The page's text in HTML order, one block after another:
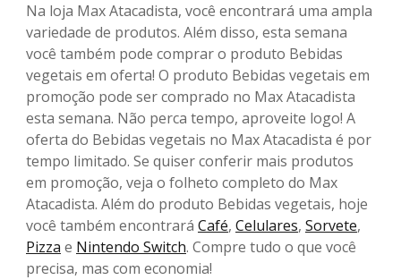
Na loja Max Atacadista, você encontrará uma ampla
variedade de produtos. Além disso, esta semana
você também pode comprar o produto Bebidas
vegetais em oferta! O produto Bebidas vegetais em
promoção pode ser comprado no Max Atacadista
esta semana. Não perca tempo, aproveite logo! A
oferta do Bebidas vegetais no Max Atacadista é por
tempo limitado. Se quiser conferir mais produtos
em promoção, veja o folheto completo do Max
Atacadista. Além do produto Bebidas vegetais, hoje
você também encontrará Café, Celulares, Sorvete,
Pizza e Nintendo Switch. Compre tudo o que você
precisa, mas com economia!